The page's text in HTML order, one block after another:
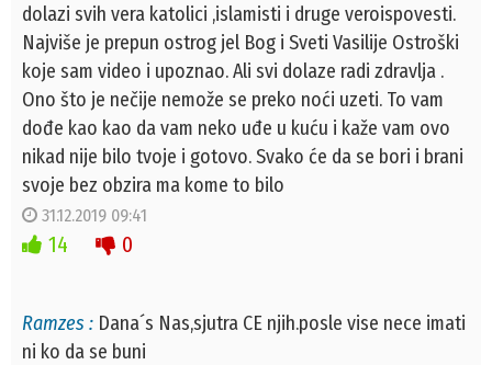
dolazi svih vera katolici ,islamisti i druge veroispovesti.
Najviše je prepun ostrog jel Bog i Sveti Vasilije Ostroški
koje sam video i upoznao. Ali svi dolaze radi zdravlja .
Ono što je nečije nemože se preko noći uzeti. To vam
dođe kao kao da vam neko uđe u kuću i kaže vam ovo
nikad nije bilo tvoje i gotovo. Svako će da se bori i brani
svoje bez obzira ma kome to bilo
31.12.2019 09:41
14 0
Ramzes : Dana´s Nas,sjutra CE njih.posle vise nece imati
ni ko da se buni